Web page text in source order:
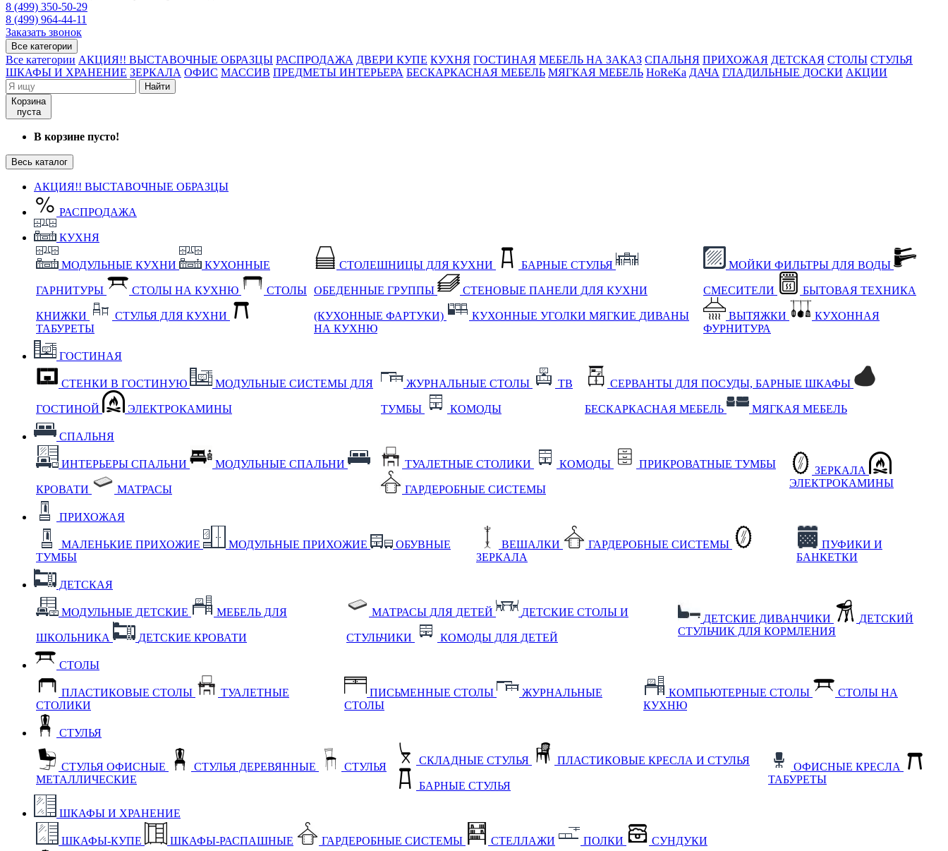
8 (499) 350-50-29
8 (499) 964-44-11
Заказать звонок
Все категории
Все категории АКЦИЯ!! ВЫСТАВОЧНЫЕ ОБРАЗЦЫ РАСПРОДАЖА ДВЕРИ КУПЕ КУХНЯ ГОСТИНАЯ МЕБЕЛЬ НА ЗАКАЗ СПАЛЬНЯ ПРИХОЖАЯ ДЕТСКАЯ СТОЛЫ СТУЛЬЯ
ШКАФЫ И ХРАНЕНИЕ ЗЕРКАЛА ОФИС МАССИВ ПРЕДМЕТЫ ИНТЕРЬЕРА БЕСКАРКАСНАЯ МЕБЕЛЬ МЯГКАЯ МЕБЕЛЬ HoReKa ДАЧА ГЛАДИЛЬНЫЕ ДОСКИ АКЦИИ
Найти
Корзина
пуста
В корзине пусто!
Весь каталог
АКЦИЯ!! ВЫСТАВОЧНЫЕ ОБРАЗЦЫ
РАСПРОДАЖА
КУХНЯ
МОДУЛЬНЫЕ КУХНИ КУХОННЫЕ
ГАРНИТУРЫ СТОЛЫ НА КУХНЮ СТОЛЫ
КНИЖКИ
СТУЛЬЯ ДЛЯ КУХНИ
ТАБУРЕТЫ
СТОЛЕШНИЦЫ ДЛЯ КУХНИ БАРНЫЕ СТУЛЬЯ
ОБЕДЕННЫЕ ГРУППЫ СТЕНОВЫЕ ПАНЕЛИ ДЛЯ КУХНИ
(КУХОННЫЕ ФАРТУКИ) КУХОННЫЕ УГОЛКИ МЯГКИЕ ДИВАНЫ
НА КУХНЮ
МОЙКИ ФИЛЬТРЫ ДЛЯ ВОДЫ
СМЕСИТЕЛИ БЫТОВАЯ ТЕХНИКА
ВЫТЯЖКИ
КУХОННАЯ
ФУРНИТУРА
ГОСТИНАЯ
СТЕНКИ В ГОСТИНУЮ МОДУЛЬНЫЕ СИСТЕМЫ ДЛЯ
ГОСТИНОЙ ЭЛЕКТРОКАМИНЫ
ЖУРНАЛЬНЫЕ СТОЛЫ ТВ
ТУМБЫ КОМОДЫ
СЕРВАНТЫ ДЛЯ ПОСУДЫ, БАРНЫЕ ШКАФЫ
БЕСКАРКАСНАЯ МЕБЕЛЬ МЯГКАЯ МЕБЕЛЬ
СПАЛЬНЯ
ИНТЕРЬЕРЫ СПАЛЬНИ МОДУЛЬНЫЕ СПАЛЬНИ
КРОВАТИ МАТРАСЫ
ТУАЛЕТНЫЕ СТОЛИКИ КОМОДЫ ПРИКРОВАТНЫЕ ТУМБЫ
ГАРДЕРОБНЫЕ СИСТЕМЫ
ЗЕРКАЛА
ЭЛЕКТРОКАМИНЫ
ПРИХОЖАЯ
МАЛЕНЬКИЕ ПРИХОЖИЕ МОДУЛЬНЫЕ ПРИХОЖИЕ
ОБУВНЫЕ
ТУМБЫ
ВЕШАЛКИ
ГАРДЕРОБНЫЕ СИСТЕМЫ
ЗЕРКАЛА
ПУФИКИ И
БАНКЕТКИ
ДЕТСКАЯ
МОДУЛЬНЫЕ ДЕТСКИЕ МЕБЕЛЬ ДЛЯ
ШКОЛЬНИКА ДЕТСКИЕ КРОВАТИ
МАТРАСЫ ДЛЯ ДЕТЕЙ ДЕТСКИЕ СТОЛЫ И
СТУЛЬЧИКИ КОМОДЫ ДЛЯ ДЕТЕЙ
ДЕТСКИЕ ДИВАНЧИКИ
ДЕТСКИЙ
СТУЛЬЧИК ДЛЯ КОРМЛЕНИЯ
СТОЛЫ
ПЛАСТИКОВЫЕ СТОЛЫ
ТУАЛЕТНЫЕ
СТОЛИКИ
ПИСЬМЕННЫЕ СТОЛЫ
ЖУРНАЛЬНЫЕ
СТОЛЫ
КОМПЬЮТЕРНЫЕ СТОЛЫ
СТОЛЫ НА
КУХНЮ
СТУЛЬЯ
СТУЛЬЯ ОФИСНЫЕ СТУЛЬЯ ДЕРЕВЯННЫЕ
СТУЛЬЯ
МЕТАЛЛИЧЕСКИЕ
СКЛАДНЫЕ СТУЛЬЯ ПЛАСТИКОВЫЕ КРЕСЛА И СТУЛЬЯ
БАРНЫЕ СТУЛЬЯ
ОФИСНЫЕ КРЕСЛА
ТАБУРЕТЫ
ШКАФЫ И ХРАНЕНИЕ
ШКАФЫ-КУПЕ ШКАФЫ-РАСПАШНЫЕ ГАРДЕРОБНЫЕ СИСТЕМЫ СТЕЛЛАЖИ ПОЛКИ СУНДУКИ